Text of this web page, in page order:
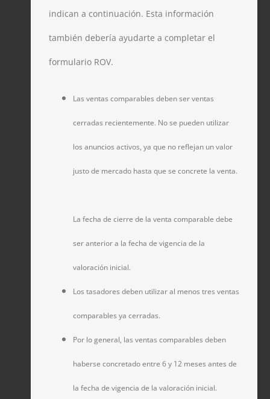
indican a continuación. Esta información
también debería ayudarte a completar el
formulario ROV.
Las ventas comparables deben ser ventas
cerradas recientemente. No se pueden utilizar
los anuncios activos, ya que no reflejan un valor
justo de mercado hasta que se concrete la venta.
La fecha de cierre de la venta comparable debe
ser anterior a la fecha de vigencia de la
valoración inicial.
Los tasadores deben utilizar al menos tres ventas
comparables ya cerradas.
Por lo general, las ventas comparables deben
haberse concretado entre 6 y 12 meses antes de
la fecha de vigencia de la valoración inicial.